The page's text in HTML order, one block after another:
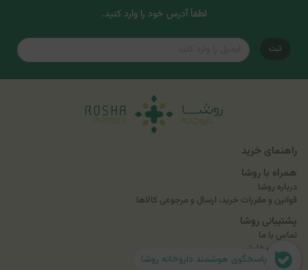
لطفاً آدرس خود را وارد کنید.
ثبت
راهنمای خرید
همراه با روشا
درباره روشا
قوانین و مقررات خرید، ارسال و مرجوعی کالاها
پشتیبانی روشا
تماس با ما
پیگیری سفارش
پاسخگوی هوشمند داروخانه روشا